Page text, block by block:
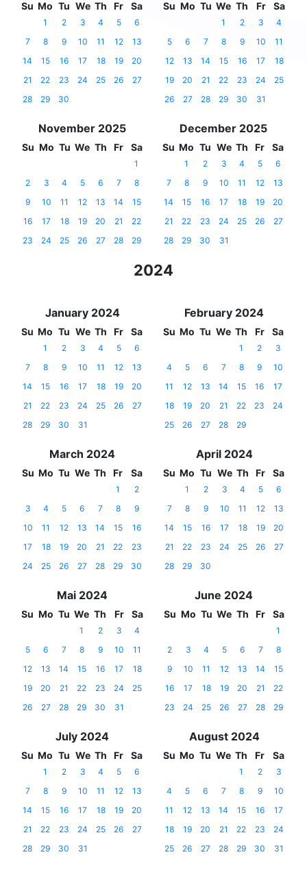
Su Mo Tu We Th Fr Sa
1 2 3 4 5
6
7
8 9 10 11 12
13
14
15 16 17 18 19
20
21
22 23 24 25 26
27
28
29 30
Su Mo Tu We Th Fr Sa
1 2 3
4
5
6 7 8 9 10
11
12
13 14 15 16 17
18
19
20 21 22 23 24
25
26
27 28 29 30 31
November 2025
Su Mo Tu We Th Fr Sa
1
2
3 4 5 6 7
8
9
10 11 12 13 14
15
16
17 18 19 20 21
22
23
24 25 26 27 28 29
December 2025
Su Mo Tu We Th Fr Sa
1 2 3 4 5
6
7
8 9 10 11 12
13
14
15 16 17 18 19
20
21
22 23 24 25 26
27
28
29 30 31
2024
January 2024
Su Mo Tu We Th Fr Sa
1 2 3 4 5
6
7
8 9 10 11 12
13
14
15 16 17 18 19
20
21
22 23 24 25 26
27
28
29 30 31
February 2024
Su Mo Tu We Th Fr Sa
1 2
3
4
5 6 7 8 9
10
11
12 13 14 15 16
17
18
19 20 21 22 23
24
25
26 27 28 29
March 2024
Su Mo Tu We Th Fr Sa
1
2
3
4 5 6 7 8
9
10
11 12 13 14 15
16
17
18 19 20 21 22
23
24
25 26 27 28 29 30
April 2024
Su Mo Tu We Th Fr Sa
1 2 3 4 5
6
7
8 9 10 11 12
13
14
15 16 17 18 19
20
21
22 23 24 25 26
27
28
29 30
Mai 2024
Su Mo Tu We Th Fr Sa
1 2 3
4
5
6 7 8 9 10
11
12
13 14 15 16 17
18
19
20 21 22 23 24
25
26
27 28 29 30 31
June 2024
Su Mo Tu We Th Fr Sa
1
2
3 4 5 6 7
8
9
10 11 12 13 14
15
16
17 18 19 20 21
22
23
24 25 26 27 28 29
July 2024
Su Mo Tu We Th Fr Sa
1 2 3 4 5
6
7
8 9 10 11 12
13
14
15 16 17 18 19
20
21
22 23 24 25 26
27
28
29 30 31
August 2024
Su Mo Tu We Th Fr Sa
1 2
3
4
5 6 7 8 9
10
11
12 13 14 15 16
17
18
19 20 21 22 23
24
25
26 27 28 29 30 31